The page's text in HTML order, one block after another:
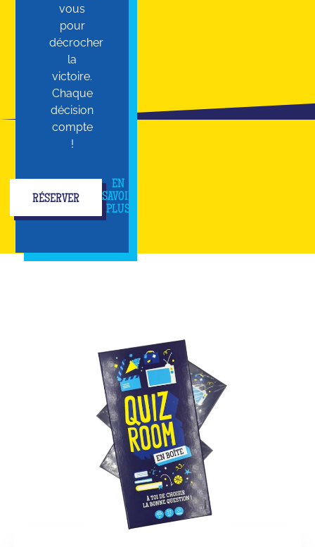
vous
pour
décrocher
la
victoire.
Chaque
décision
compte
!
RÉSERVER
EN
SAVOIR
PLUS